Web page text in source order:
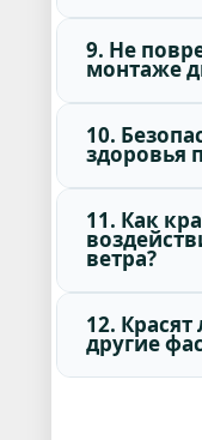
9. Не
монтаже
10.
здоровья
11. Как
ветра?
12.
другие